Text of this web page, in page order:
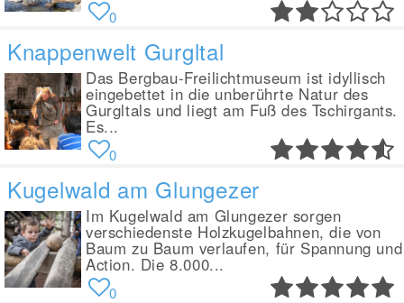
0
Knappenwelt Gurgltal
Das Bergbau-Freilichtmuseum ist idyllisch
eingebettet in die unberührte Natur des
Gurgltals und liegt am Fuß des Tschirgants.
Es...
0
Kugelwald am Glungezer
Im Kugelwald am Glungezer sorgen
verschiedenste Holzkugelbahnen, die von
Baum zu Baum verlaufen, für Spannung und
Action. Die 8.000...
0